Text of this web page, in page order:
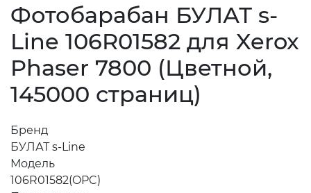
Фотобарабан БУЛАТ s-
Line 106R01582 для Xerox
Phaser 7800 (Цветной,
145000 страниц)
Бренд
БУЛАТ s-Line
Модель
106R01582(OPC)